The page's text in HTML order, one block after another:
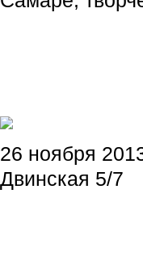
26 ноября
Двинская 5/7